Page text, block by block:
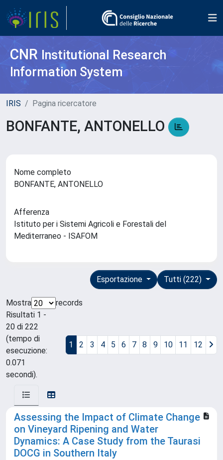
CNR Institutional Research
Information System
IRIS Pagina ricercatore
BONFANTE, ANTONELLO
Nome completo
BONFANTE, ANTONELLO
Afferenza
Istituto per i Sistemi Agricoli e Forestali del
Mediterraneo - ISAFOM
Tutti (222)
Esportazione
Mostra
records
Risultati 1 -
20 di 222
(tempo di
esecuzione:
0.071
secondi).
1 2 3 4 5 6 7 8 9 10 11 12
Assessing the Impact of Climate Change
on Vineyard Ripening and Water
Dynamics: A Case Study from the Taurasi
DOCG in Southern Italy